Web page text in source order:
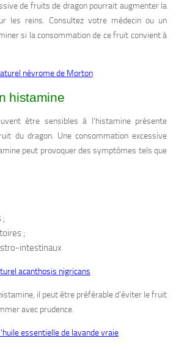
de fruits de dragon pourrait augmenter la
les reins. Consultez votre médecin ou un
si la consommation de ce fruit convient à
névrome de Morton
histamine
être sensibles à l’histamine présente
du dragon. Une consommation excessive
peut provoquer des symptômes tels que
;
;
intestinaux
acanthosis nigricans
il peut être préférable d’éviter le fruit
avec prudence.
essentielle de lavande vraie